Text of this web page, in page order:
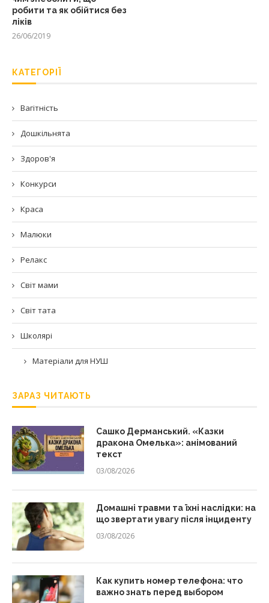
робити та як обійтися без
ліків
26/06/2019
КАТЕГОРІЇ
Вагітність
Дошкільнята
Здоров'я
Конкурси
Краса
Малюки
Релакс
Світ мами
Світ тата
Школярі
Матеріали для НУШ
ЗАРАЗ ЧИТАЮТЬ
Сашко Дерманський. «Казки
дракона Омелька»: анімований
текст
03/08/2026
Домашні травми та їхні наслідки: на
що звертати увагу після інциденту
03/08/2026
Как купить номер телефона: что
важно знать перед выбором